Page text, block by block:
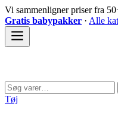
Spring
til
indhold
Vi sammenligner priser fra
Gratis babypakker · Alle
Søg
efter:
Tøj